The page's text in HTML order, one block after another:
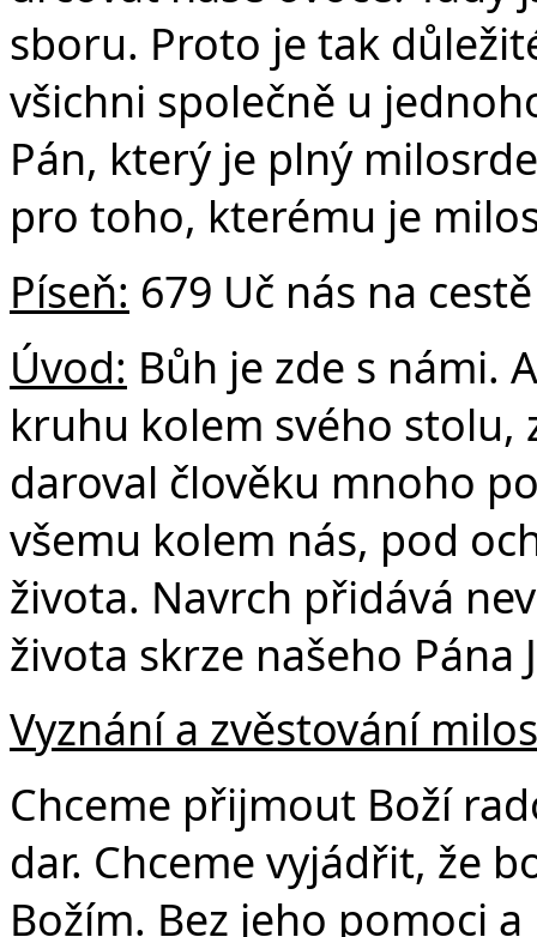
sboru. Proto je tak
všichni společně u
Pán, který je plný
pro toho, kterému je
Píseň: 679 Uč nás na
Úvod: Bůh je zde s námi.
kruhu kolem svého stolu,
daroval člověku mnoho
všemu kolem nás, pod
života. Navrch přidává
života skrze našeho Pána
Vyznání a zvěstování
Chceme přijmout Boží
dar. Chceme vyjádřit, že
Božím. Bez jeho pomoci